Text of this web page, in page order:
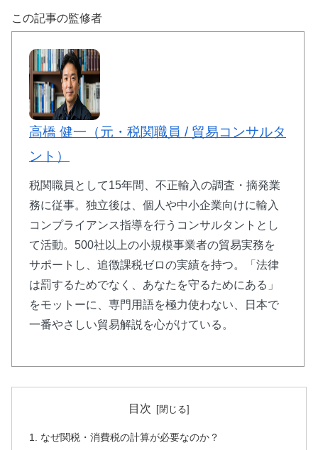
この記事の監修者
高橋 健一（元・税関職員 / 貿易コンサルタ
ント）
税関職員として15年間、不正輸入の調査・摘発業
務に従事。独立後は、個人や中小企業向けに輸入
コンプライアンス指導を行うコンサルタントとし
て活動。500社以上の小規模事業者の貿易実務を
サポートし、追徴課税ゼロの実績を持つ。「法律
は罰するためでなく、あなたを守るためにある」
をモットーに、専門用語を極力使わない、日本で
一番やさしい貿易解説を心がけている。
目次
なぜ関税・消費税の計算が必要なのか？